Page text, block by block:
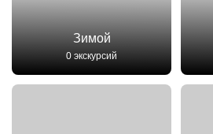
Зимой
0 экскурсий